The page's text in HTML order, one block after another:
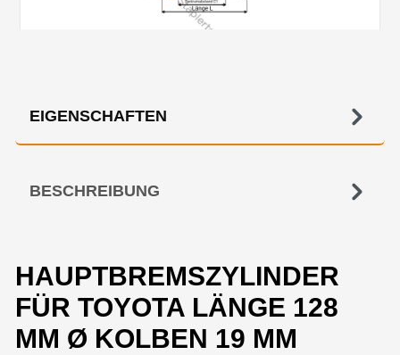
EIGENSCHAFTEN
BESCHREIBUNG
HAUPTBREMSZYLINDER
FÜR TOYOTA LÄNGE 128
MM Ø KOLBEN 19 MM